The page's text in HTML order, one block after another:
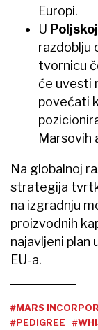
Europi.
U Poljskoj
razdoblju
tvornicu
će uvesti
povećati
Marsovih
Na globalnoj
strategija
na izgradnju
proizvodnih
najavljeni plan
EU-a.
#MARS
#PEDIGREE